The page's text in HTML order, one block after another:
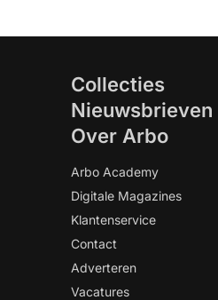
Collecties
Nieuwsbrieven
Over Arbo
Arbo Academy
Digitale Magazines
Klantenservice
Contact
Adverteren
Vacatures